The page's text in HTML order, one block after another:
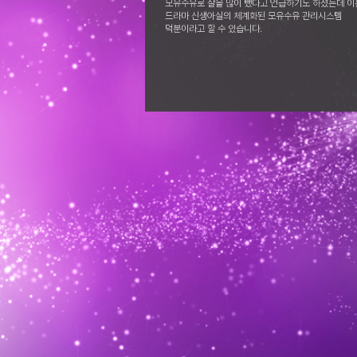
모유수유로 살을 많이 뺐다고 언급하기도 하셨는데 이
드라마 신생아실의 체계화된 모유수유 관리시스템
덕분이라고 할 수 있습니다.